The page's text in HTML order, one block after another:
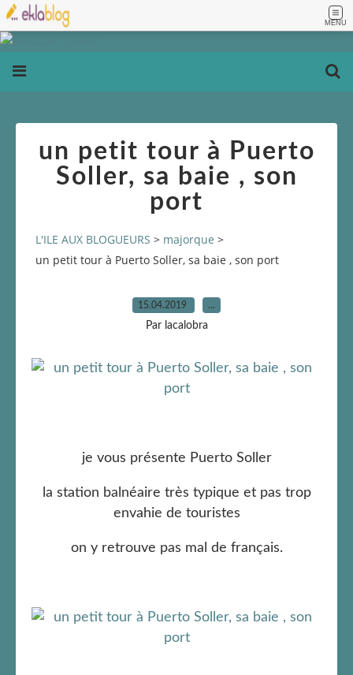
MENU
un petit tour à Puerto
Soller, sa baie , son
port
L'ILE AUX BLOGUEURS > majorque >
un petit tour à Puerto Soller, sa baie , son port
15.04.2019 …
Par lacalobra
je vous présente Puerto Soller
la station balnéaire très typique et pas trop
envahie de touristes
on y retrouve pas mal de français.